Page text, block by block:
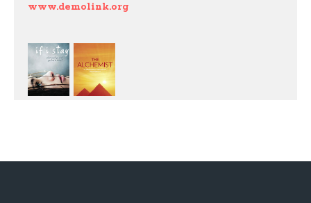
www.demolink.org